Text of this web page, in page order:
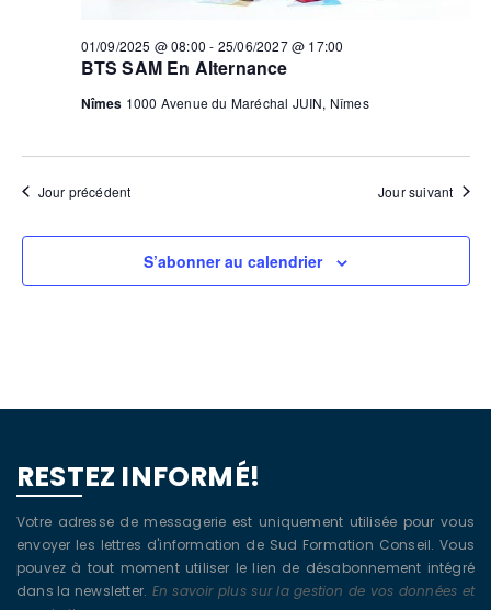
BTS SAM En Alternance
01/09/2025 @ 08:00 - 25/06/2027 @ 17:00
Nîmes 1000 Avenue du Maréchal JUIN, Nîmes
Jour précédent Jour suivant
S’abonner au calendrier
RESTEZ INFORMÉ!
Votre adresse de messagerie est uniquement utilisée pour vous
envoyer les lettres d'information de Sud Formation Conseil. Vous
pouvez à tout moment utiliser le lien de désabonnement intégré
dans la newsletter. En savoir plus sur la gestion de vos données et